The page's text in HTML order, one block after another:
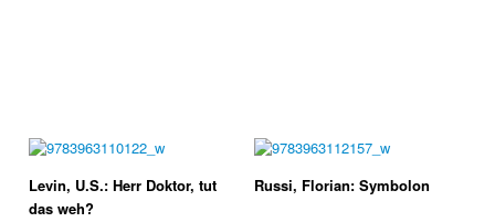
Levin, U.S.: Herr Doktor, tut
das weh?
Russi, Florian: Symbolon